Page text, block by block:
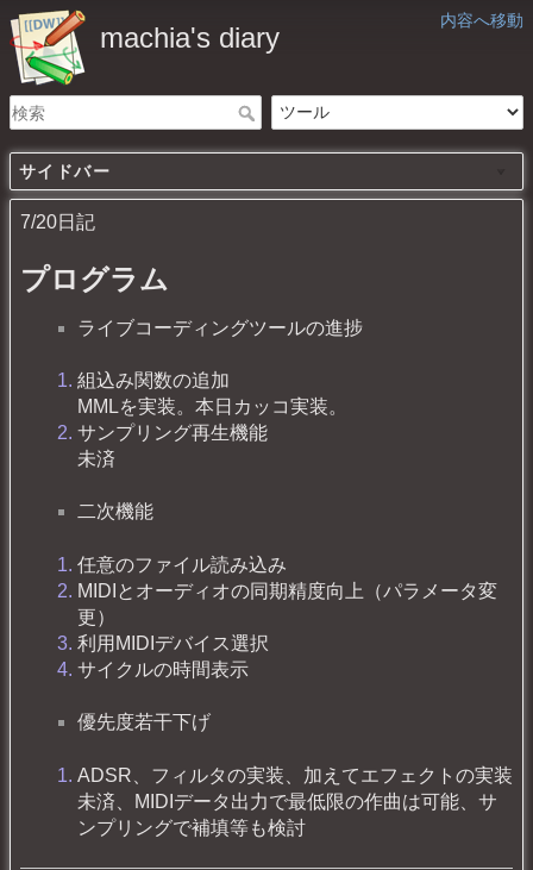
内容へ移動
machia's diary
サイドバー
7/20日記
プログラム
ライブコーディングツールの進捗
組込み関数の追加
MMLを実装。本日カッコ実装。
サンプリング再生機能
未済
二次機能
任意のファイル読み込み
MIDIとオーディオの同期精度向上（パラメータ変
更）
利用MIDIデバイス選択
サイクルの時間表示
優先度若干下げ
ADSR、フィルタの実装、加えてエフェクトの実装
未済、MIDIデータ出力で最低限の作曲は可能、サ
ンプリングで補填等も検討